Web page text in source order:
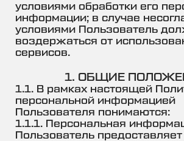
условиями обработки его
информации; в случае
условиями Пользователь
воздержаться от
сервисов.
1. ОБЩИЕ
1.1. В рамках настоящей
персональной информацией
Пользователя понимаются:
1.1.1. Персональная
Пользователь